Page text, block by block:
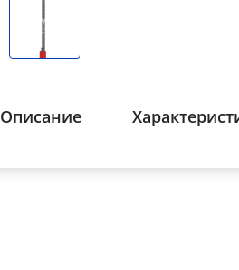
Описание